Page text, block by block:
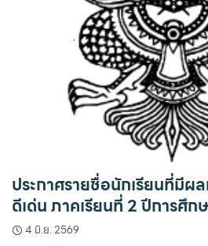
ประกาศรายชื่อนักเรียนที่มีผ
ดีเด่น ภาคเรียนที่ 2 ปีการศึก
4 มิ.ย. 2569